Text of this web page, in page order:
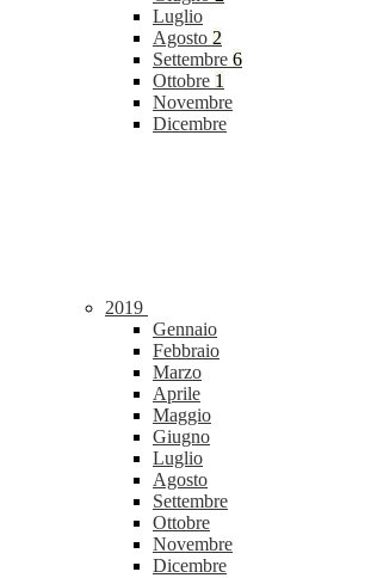
Luglio
Agosto 2
Settembre 6
Ottobre 1
Novembre
Dicembre
2019
Gennaio
Febbraio
Marzo
Aprile
Maggio
Giugno
Luglio
Agosto
Settembre
Ottobre
Novembre
Dicembre